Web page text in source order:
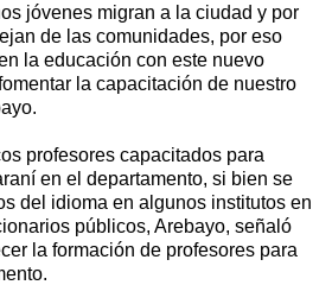
jóvenes migran a la ciudad y por
de las comunidades, por eso
la educación con este nuevo
la capacitación de nuestro
profesores capacitados para
en el departamento, si bien se
del idioma en algunos institutos en
públicos, Arebayo, señaló
la formación de profesores para